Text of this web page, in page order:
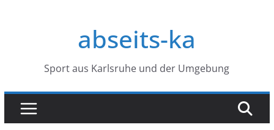
abseits-ka
Sport aus Karlsruhe und der Umgebung